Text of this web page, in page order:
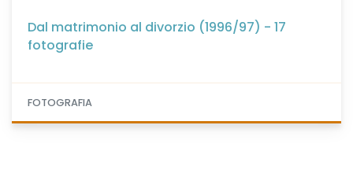
Dal matrimonio al divorzio (1996/97) - 17
fotografie
FOTOGRAFIA